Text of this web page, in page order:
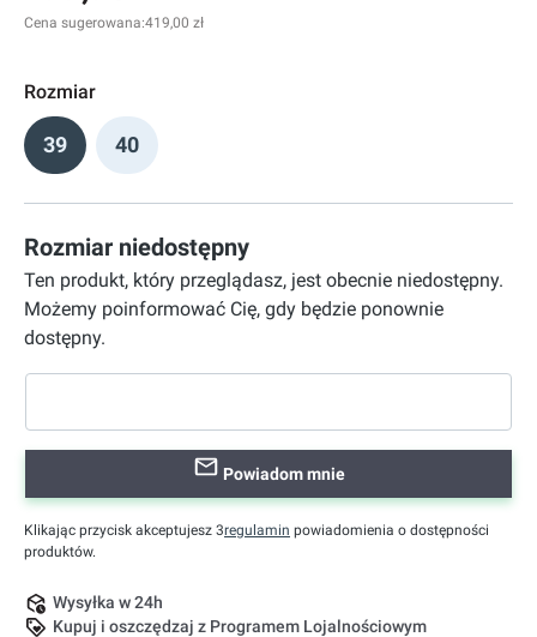
Cena sugerowana:419,00 zł
Rozmiar
39 40
Rozmiar niedostępny
Ten produkt, który przeglądasz, jest obecnie niedostępny.
Możemy poinformować Cię, gdy będzie ponownie
dostępny.
Powiadom mnie
Klikając przycisk akceptujesz 3regulamin powiadomienia o dostępności
produktów.
Wysyłka w 24h
Kupuj i oszczędzaj z Programem Lojalnościowym